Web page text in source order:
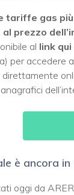
tariffe gas
prezzo
al link
per accedere
è ancora in
oggi da